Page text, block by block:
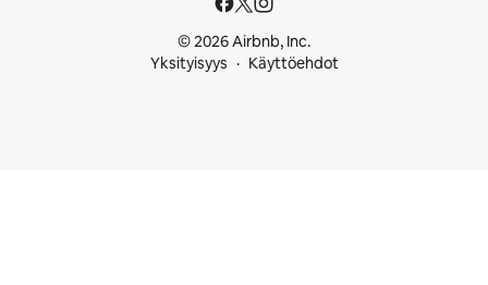
© 2026 Airbnb, Inc.
Yksityisyys
Käyttöehdot